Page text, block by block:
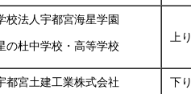
校法人宇都宮海星学園
の杜中学校・高等学校
上り
都宮土建工業株式会社 下り